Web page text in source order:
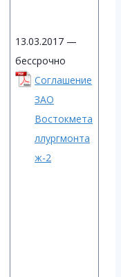
13.03.2017 —
бессрочно
Соглашение
ЗАО
Востокмета
ллургмонта
ж-2